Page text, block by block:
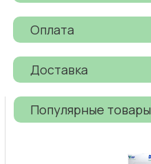
Оплата
Доставка
Популярные товары